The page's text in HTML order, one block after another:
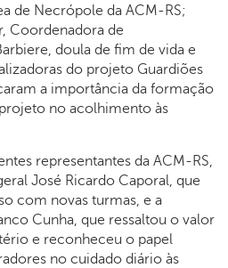
de Necrópole da ACM-RS;
Coordenadora de
doula de fim de vida e
do projeto Guardiões
a importância da formação
no acolhimento às
representantes da ACM-RS,
José Ricardo Caporal, que
com novas turmas, e a
Cunha, que ressaltou o valor
e reconheceu o papel
no cuidado diário às